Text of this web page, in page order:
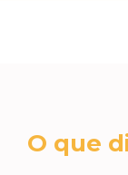
O que